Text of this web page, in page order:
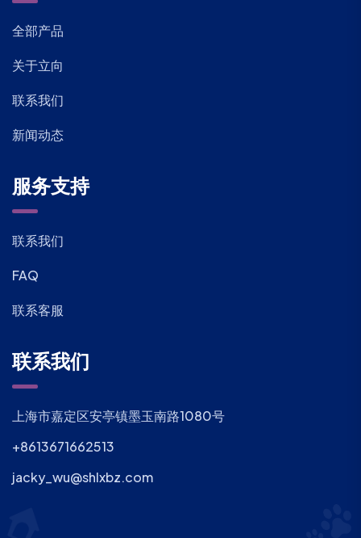
全部产品
关于立向
联系我们
新闻动态
服务支持
联系我们
FAQ
联系客服
联系我们
上海市嘉定区安亭镇墨玉南路1080号
+8613671662513
jacky_wu@shlxbz.com